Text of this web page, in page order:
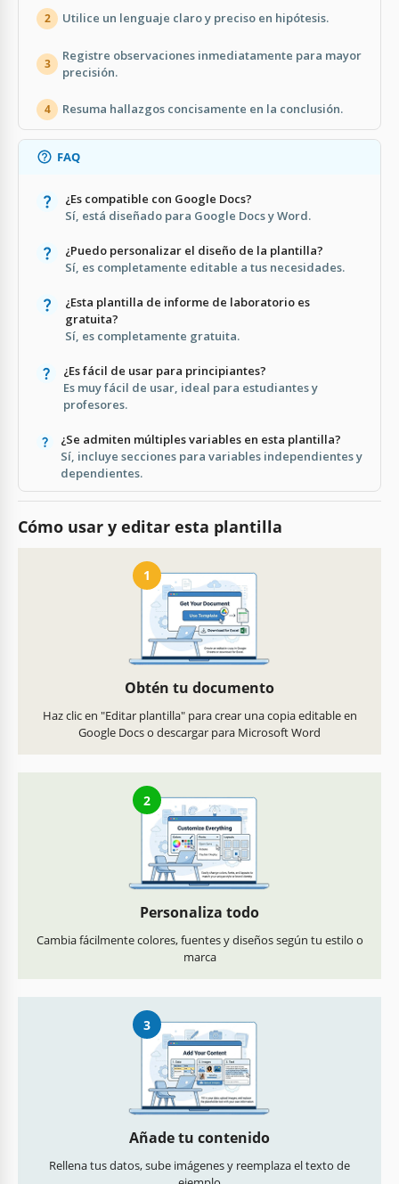
2 Utilice un lenguaje claro y preciso en hipótesis.
3
Registre observaciones inmediatamente para mayor
precisión.
4 Resuma hallazgos concisamente en la conclusión.
FAQ
¿Es compatible con Google Docs?
Sí, está diseñado para Google Docs y Word.
¿Puedo personalizar el diseño de la plantilla?
Sí, es completamente editable a tus necesidades.
¿Esta plantilla de informe de laboratorio es
gratuita?
Sí, es completamente gratuita.
¿Es fácil de usar para principiantes?
Es muy fácil de usar, ideal para estudiantes y
profesores.
¿Se admiten múltiples variables en esta plantilla?
Sí, incluye secciones para variables independientes y
dependientes.
Cómo usar y editar esta plantilla
1
Obtén tu documento
Haz clic en "Editar plantilla" para crear una copia editable en
Google Docs o descargar para Microsoft Word
2
Personaliza todo
Cambia fácilmente colores, fuentes y diseños según tu estilo o
marca
3
Añade tu contenido
Rellena tus datos, sube imágenes y reemplaza el texto de